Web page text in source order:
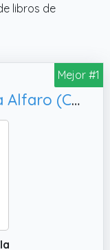
libros de
Mejor #1
El gran libro de Angelita Alfaro (Cocina)